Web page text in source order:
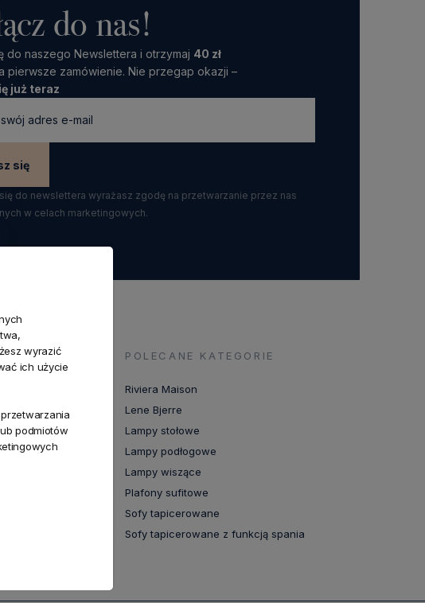
do nas!
do naszego Newslettera i otrzymaj 40 zł
pierwsze zamówienie. Nie przegap okazji –
już teraz
się
do newslettera wyrażasz zgodę na przetwarzanie przez nas
w celach marketingowych.
POLECANE KATEGORIE
Riviera Maison
Lene Bjerre
Lampy stołowe
Lampy podłogowe
Lampy wiszące
Plafony sufitowe
Sofy tapicerowane
Sofy tapicerowane z funkcją spania
wyrazić
ich użycie
podmiotów